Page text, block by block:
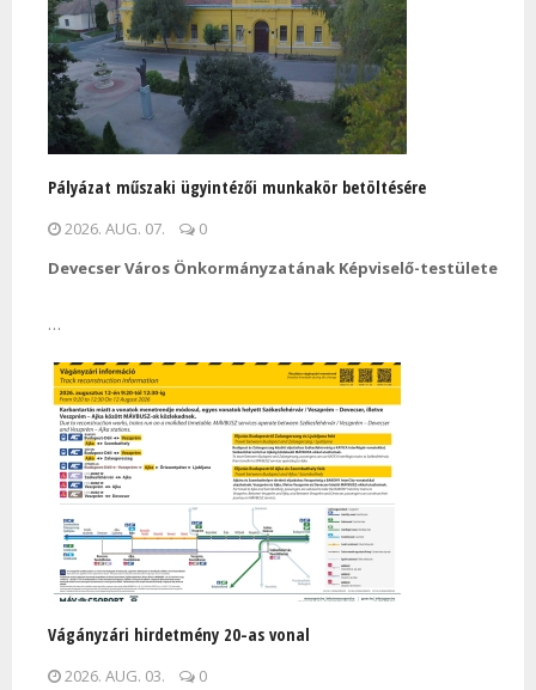
Pályázat műszaki ügyintézői munkakör betöltésére
2026. AUG. 07.
0
Devecser Város Önkormányzatának Képviselő-testülete
…
Vágányzári hirdetmény 20-as vonal
2026. AUG. 03.
0